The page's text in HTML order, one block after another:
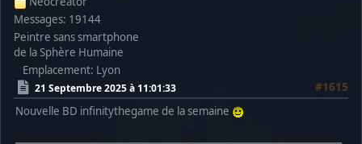
Messages: 19144
Peintre sans smartphone
de la Sphère Humaine
Emplacement: Lyon
21 Septembre 2025 à 11:01:33
#1615
Nouvelle BD infinitythegame de la semaine